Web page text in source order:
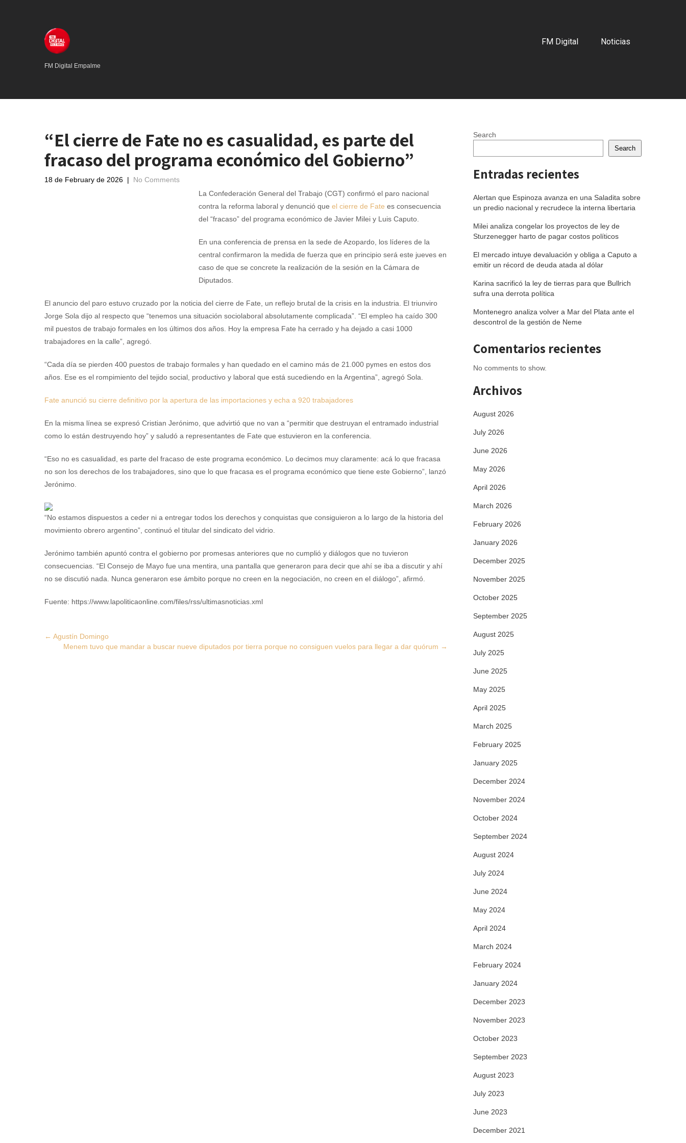
FM Digital Empalme
FM Digital Noticias
“El cierre de Fate no es casualidad, es parte del
fracaso del programa económico del Gobierno”
18 de February de 2026 | No Comments
La Confederación General del Trabajo (CGT) confirmó el paro nacional
contra la reforma laboral y denunció que el cierre de Fate es consecuencia
del “fracaso” del programa económico de Javier Milei y Luis Caputo.
En una conferencia de prensa en la sede de Azopardo, los líderes de la
central confirmaron la medida de fuerza que en principio será este jueves en
caso de que se concrete la realización de la sesión en la Cámara de
Diputados.
El anuncio del paro estuvo cruzado por la noticia del cierre de Fate, un reflejo brutal de la crisis en la industria. El triunviro
Jorge Sola dijo al respecto que “tenemos una situación sociolaboral absolutamente complicada”. “El empleo ha caído 300
mil puestos de trabajo formales en los últimos dos años. Hoy la empresa Fate ha cerrado y ha dejado a casi 1000
trabajadores en la calle”, agregó.
“Cada día se pierden 400 puestos de trabajo formales y han quedado en el camino más de 21.000 pymes en estos dos
años. Ese es el rompimiento del tejido social, productivo y laboral que está sucediendo en la Argentina”, agregó Sola.
Fate anunció su cierre definitivo por la apertura de las importaciones y echa a 920 trabajadores
En la misma línea se expresó Cristian Jerónimo, que advirtió que no van a “permitir que destruyan el entramado industrial
como lo están destruyendo hoy” y saludó a representantes de Fate que estuvieron en la conferencia.
“Eso no es casualidad, es parte del fracaso de este programa económico. Lo decimos muy claramente: acá lo que fracasa
no son los derechos de los trabajadores, sino que lo que fracasa es el programa económico que tiene este Gobierno”, lanzó
Jerónimo.
“No estamos dispuestos a ceder ni a entregar todos los derechos y conquistas que consiguieron a lo largo de la historia del
movimiento obrero argentino”, continuó el titular del sindicato del vidrio.
Jerónimo también apuntó contra el gobierno por promesas anteriores que no cumplió y diálogos que no tuvieron
consecuencias. “El Consejo de Mayo fue una mentira, una pantalla que generaron para decir que ahí se iba a discutir y ahí
no se discutió nada. Nunca generaron ese ámbito porque no creen en la negociación, no creen en el diálogo”, afirmó.
Fuente: https://www.lapoliticaonline.com/files/rss/ultimasnoticias.xml
Post
navigation
← Agustín Domingo
Menem tuvo que mandar a buscar nueve diputados por tierra porque no consiguen vuelos para llegar a dar quórum →
Search
Search
Entradas recientes
Alertan que Espinoza avanza en una Saladita sobre
un predio nacional y recrudece la interna libertaria
Milei analiza congelar los proyectos de ley de
Sturzenegger harto de pagar costos políticos
El mercado intuye devaluación y obliga a Caputo a
emitir un récord de deuda atada al dólar
Karina sacrificó la ley de tierras para que Bullrich
sufra una derrota política
Montenegro analiza volver a Mar del Plata ante el
descontrol de la gestión de Neme
Comentarios recientes
No comments to show.
Archivos
August 2026
July 2026
June 2026
May 2026
April 2026
March 2026
February 2026
January 2026
December 2025
November 2025
October 2025
September 2025
August 2025
July 2025
June 2025
May 2025
April 2025
March 2025
February 2025
January 2025
December 2024
November 2024
October 2024
September 2024
August 2024
July 2024
June 2024
May 2024
April 2024
March 2024
February 2024
January 2024
December 2023
November 2023
October 2023
September 2023
August 2023
July 2023
June 2023
December 2021